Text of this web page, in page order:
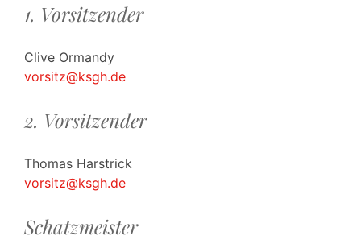
1. Vorsitzender
Clive Ormandy
vorsitz@ksgh.de
2. Vorsitzender
Thomas Harstrick
vorsitz@ksgh.de
Schatzmeister